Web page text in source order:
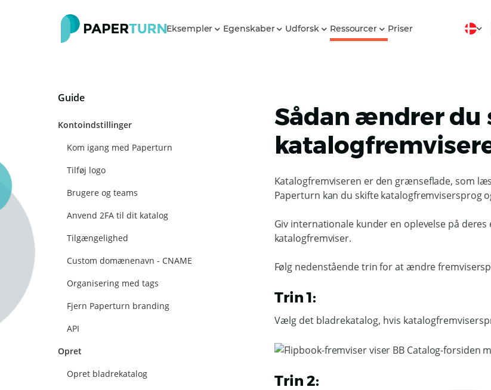
Eksempler Egenskaber Udforsk Ressourcer Priser
Guide
Kontoindstillinger
Kom igang med Paperturn
Tilføj logo
Brugere og teams
Anvend 2FA til dit katalog
Tilgængelighed
Custom domænenavn - CNAME
Organisering med tags
Fjern Paperturn branding
API
Opret
Opret bladrekatalog
Sådan ændrer du
Katalogfremviseren er den grænseflade, som
Paperturn kan du skifte katalogfremvisersprog
Giv internationale kunder en oplevelse på
katalogfremviser.
Følg nedenstående trin for at ændre
Trin 1:
Vælg det bladrekatalog, hvis
Trin 2: